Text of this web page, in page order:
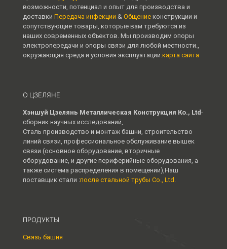
возможности, потенциал и опыт для производства и
доставки Передача инфекции & Общение конструкции и
сопутствующие товары, которые вам требуются из
наших современных объектов. Мы производим опоры
электропередачи и опоры связи для любой местности.,
окружающая среда и условия эксплуатации.карта сайта
О ЦЗЕЛЯНЕ
Хэншуй Цзелянь Металлическая Конструкция Ко., Ltd-
сборник научных исследований,
Сталь производство и монтаж башни, строительство
линий связи, профессиональное обслуживание вышек
связи (основное оборудование, вторичные
оборудование, и другие периферийные оборудования, а
также система распределения в помещении),Наш
поставщик стали :после стальной трубы Co., Ltd.
ПРОДУКТЫ
Связь башня